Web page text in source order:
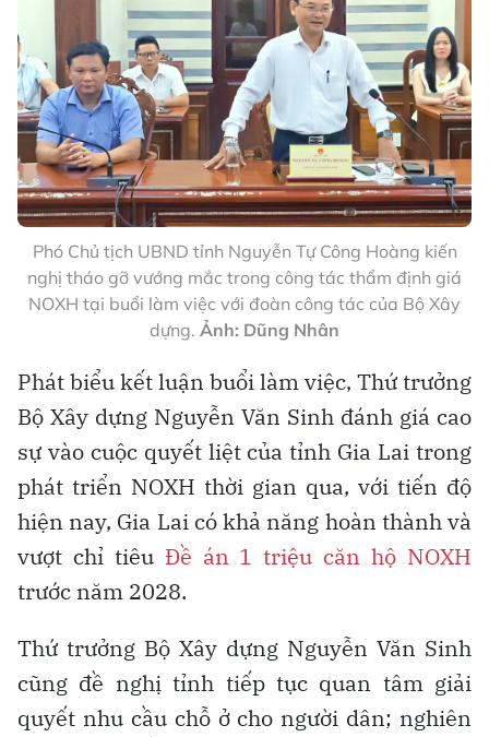
Phó Chủ tịch UBND tỉnh Nguyễn Tự Công Hoàng kiến
nghị tháo gỡ vướng mắc trong công tác thẩm định giá
NOXH tại buổi làm việc với đoàn công tác của Bộ Xây
dựng. Ảnh: Dũng Nhân
Phát biểu kết luận buổi làm việc, Thứ trưởng
Bộ Xây dựng Nguyễn Văn Sinh đánh giá cao
sự vào cuộc quyết liệt của tỉnh Gia Lai trong
phát triển NOXH thời gian qua, với tiến độ
hiện nay, Gia Lai có khả năng hoàn thành và
vượt chỉ tiêu Đề án 1 triệu căn hộ NOXH
trước năm 2028.
Thứ trưởng Bộ Xây dựng Nguyễn Văn Sinh
cũng đề nghị tỉnh tiếp tục quan tâm giải
quyết nhu cầu chỗ ở cho người dân; nghiên